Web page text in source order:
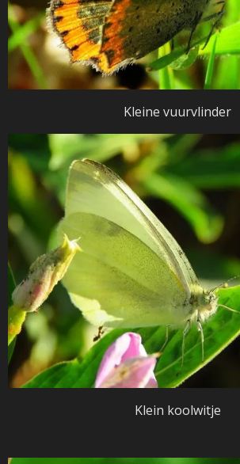
Kleine vuurvlinder
Klein koolwitje